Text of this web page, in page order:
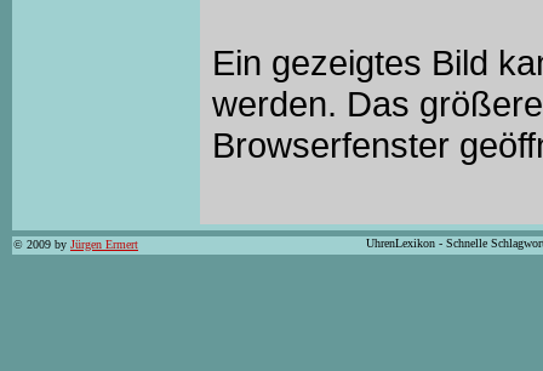
Ein gezeigtes Bild
werden. Das
Browserfenster
© 2009 by Jürgen Ermert UhrenLexikon - Schnelle